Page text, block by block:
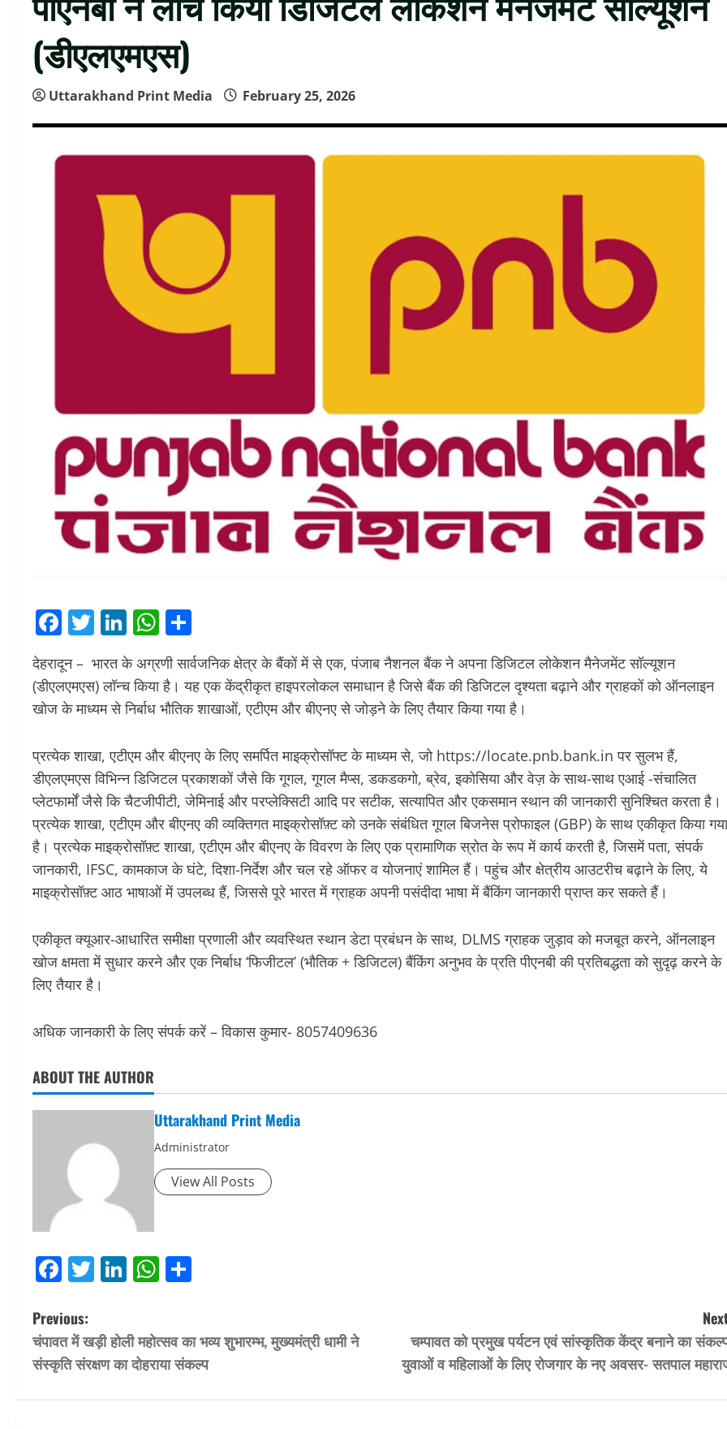
(डीएलएमएस)
Uttarakhand Print Media February 25, 2026
Facebook
Twitter
LinkedIn
WhatsApp
देहरादून – भारत के अग्रणी सार्वजनिक क्षेत्र के बैंकों में से एक, पंजाब नैशनल बैंक ने अपना डिजिटल लोकेशन मैनेजमेंट सॉल्यूशन
(डीएलएमएस) लॉन्च किया है। यह एक केंद्रीकृत हाइपरलोकल समाधान है जिसे बैंक की डिजिटल दृश्यता बढ़ाने और ग्राहकों को ऑनलाइन
खोज के माध्यम से निर्बाध भौतिक शाखाओं, एटीएम और बीएनए से जोड़ने के लिए तैयार किया गया है।
प्रत्येक शाखा, एटीएम और बीएनए के लिए समर्पित माइक्रोसॉफ्ट के माध्यम से, जो https://locate.pnb.bank.in पर सुलभ हैं,
डीएलएमएस विभिन्न डिजिटल प्रकाशकों जैसे कि गूगल, गूगल मैप्स, डकडकगो, ब्रेव, इकोसिया और वेज़ के साथ-साथ एआई -संचालित
प्लेटफार्मों जैसे कि चैटजीपीटी, जेमिनाई और परप्लेक्सिटी आदि पर सटीक, सत्यापित और एकसमान स्थान की जानकारी सुनिश्चित करता है।
प्रत्येक शाखा, एटीएम और बीएनए की व्यक्तिगत माइक्रोसॉफ़्ट को उनके संबंधित गूगल बिजनेस प्रोफाइल (GBP) के साथ एकीकृत किया गया
है। प्रत्येक माइक्रोसॉफ़्ट शाखा, एटीएम और बीएनए के विवरण के लिए एक प्रामाणिक स्रोत के रूप में कार्य करती है, जिसमें पता, संपर्क
जानकारी, IFSC, कामकाज के घंटे, दिशा-निर्देश और चल रहे ऑफर व योजनाएं शामिल हैं। पहुंच और क्षेत्रीय आउटरीच बढ़ाने के लिए, ये
माइक्रोसॉफ़्ट आठ भाषाओं में उपलब्ध हैं, जिससे पूरे भारत में ग्राहक अपनी पसंदीदा भाषा में बैंकिंग जानकारी प्राप्त कर सकते हैं।
एकीकृत क्यूआर-आधारित समीक्षा प्रणाली और व्यवस्थित स्थान डेटा प्रबंधन के साथ, DLMS ग्राहक जुड़ाव को मजबूत करने, ऑनलाइन
खोज क्षमता में सुधार करने और एक निर्बाध ‘फिजीटल’ (भौतिक + डिजिटल) बैंकिंग अनुभव के प्रति पीएनबी की प्रतिबद्धता को सुदृढ़ करने के
लिए तैयार है।
अधिक जानकारी के लिए संपर्क करें – विकास कुमार- 8057409636
ABOUT THE AUTHOR
Uttarakhand Print Media
Administrator
View All Posts
Facebook
Twitter
LinkedIn
WhatsApp
P
o
Previous:
चंपावत में खड़ी होली महोत्सव का भव्य शुभारम्भ, मुख्यमंत्री धामी ने
संस्कृति संरक्षण का दोहराया संकल्प
चम्पावत को प्रमुख पर्यटन एवं सांस्कृतिक केंद्र बनाने का
युवाओं व महिलाओं के लिए रोजगार के नए अवसर- सतपाल